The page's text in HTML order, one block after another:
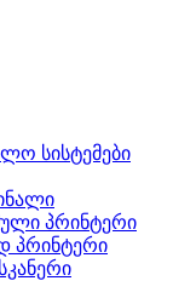
პრინტერი
პრინტერი